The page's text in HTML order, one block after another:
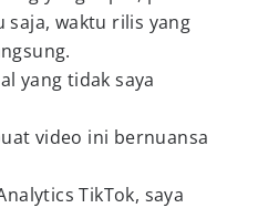
waktu rilis yang
yang tidak saya
video ini bernuansa
TikTok, saya